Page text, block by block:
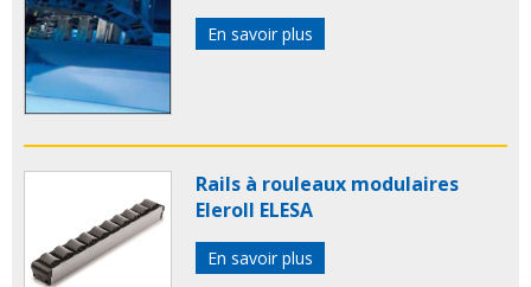
En savoir plus
Rails à rouleaux modulaires
Eleroll ELESA
En savoir plus